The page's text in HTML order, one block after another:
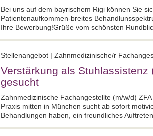
Bei uns auf dem bayrischem Rigi können Sie
Patientenaufkommen-breites
Ihre Bewerbung!Grüße vom schönsten
Stellenangebot | Zahnmedizinische/r
Verstärkung als
gesucht
Zahnmedizinische Fachangestellte (m/w/d)
Praxis mitten in München sucht ab sofort
Behandlungen haben, ein freundliches Auftreten